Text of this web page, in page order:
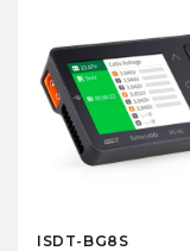
ISDT-BG8S